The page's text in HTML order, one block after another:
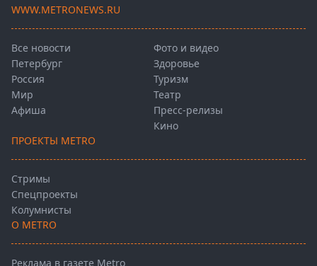
WWW.METRONEWS.RU
Все новости
Петербург
Россия
Мир
Афиша
Фото и видео
Здоровье
Туризм
Театр
Пресс-релизы
Кино
ПРОЕКТЫ METRO
Стримы
Спецпроекты
Колумнисты
О METRO
Реклама в газете Metro